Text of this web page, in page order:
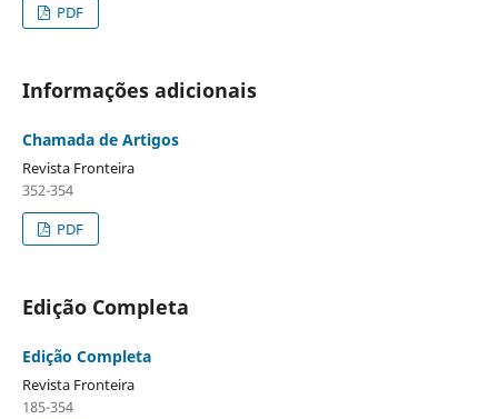
PDF
Informações adicionais
Chamada de Artigos
Revista Fronteira
352-354
PDF
Edição Completa
Edição Completa
Revista Fronteira
185-354